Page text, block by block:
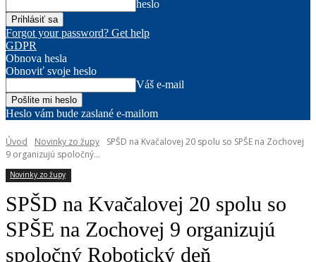
heslo
Forgot your password? Get help
GDPR
Obnova hesla
Obnoviť svoje heslo
Váš e-mail
Heslo vám bude zaslané e-mailom
Úvod Novinky zo župy
SPŠD na Kvačalovej 20 spolu so SPŠE na Zochovej
9 organizujú spoločný...
Novinky zo župy
SPŠD na Kvačalovej 20 spolu so
SPŠE na Zochovej 9 organizujú
spoločný Robotický deň